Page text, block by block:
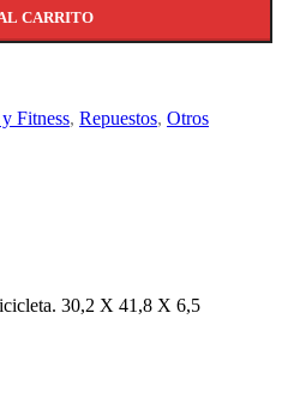
CARRITO
Fitness, Repuestos, Otros
30,2 X 41,8 X 6,5